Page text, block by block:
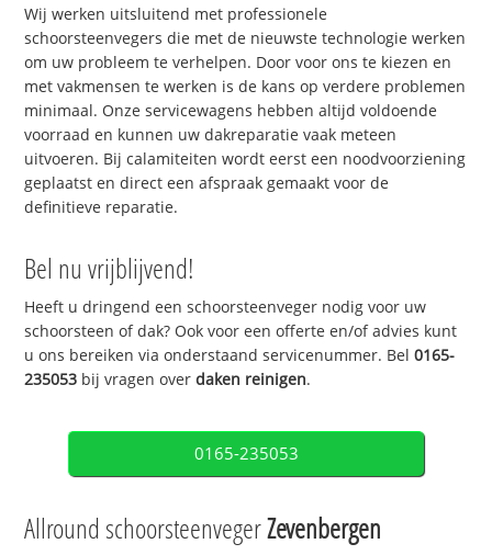
Wij werken uitsluitend met professionele
schoorsteenvegers die met de nieuwste technologie werken
om uw probleem te verhelpen. Door voor ons te kiezen en
met vakmensen te werken is de kans op verdere problemen
minimaal. Onze servicewagens hebben altijd voldoende
voorraad en kunnen uw dakreparatie vaak meteen
uitvoeren. Bij calamiteiten wordt eerst een noodvoorziening
geplaatst en direct een afspraak gemaakt voor de
definitieve reparatie.
Bel nu vrijblijvend!
Heeft u dringend een schoorsteenveger nodig voor uw
schoorsteen of dak? Ook voor een offerte en/of advies kunt
u ons bereiken via onderstaand servicenummer. Bel0165-
235053 bij vragen overdaken reinigen.
0165-235053
Allround schoorsteenvegerZevenbergen